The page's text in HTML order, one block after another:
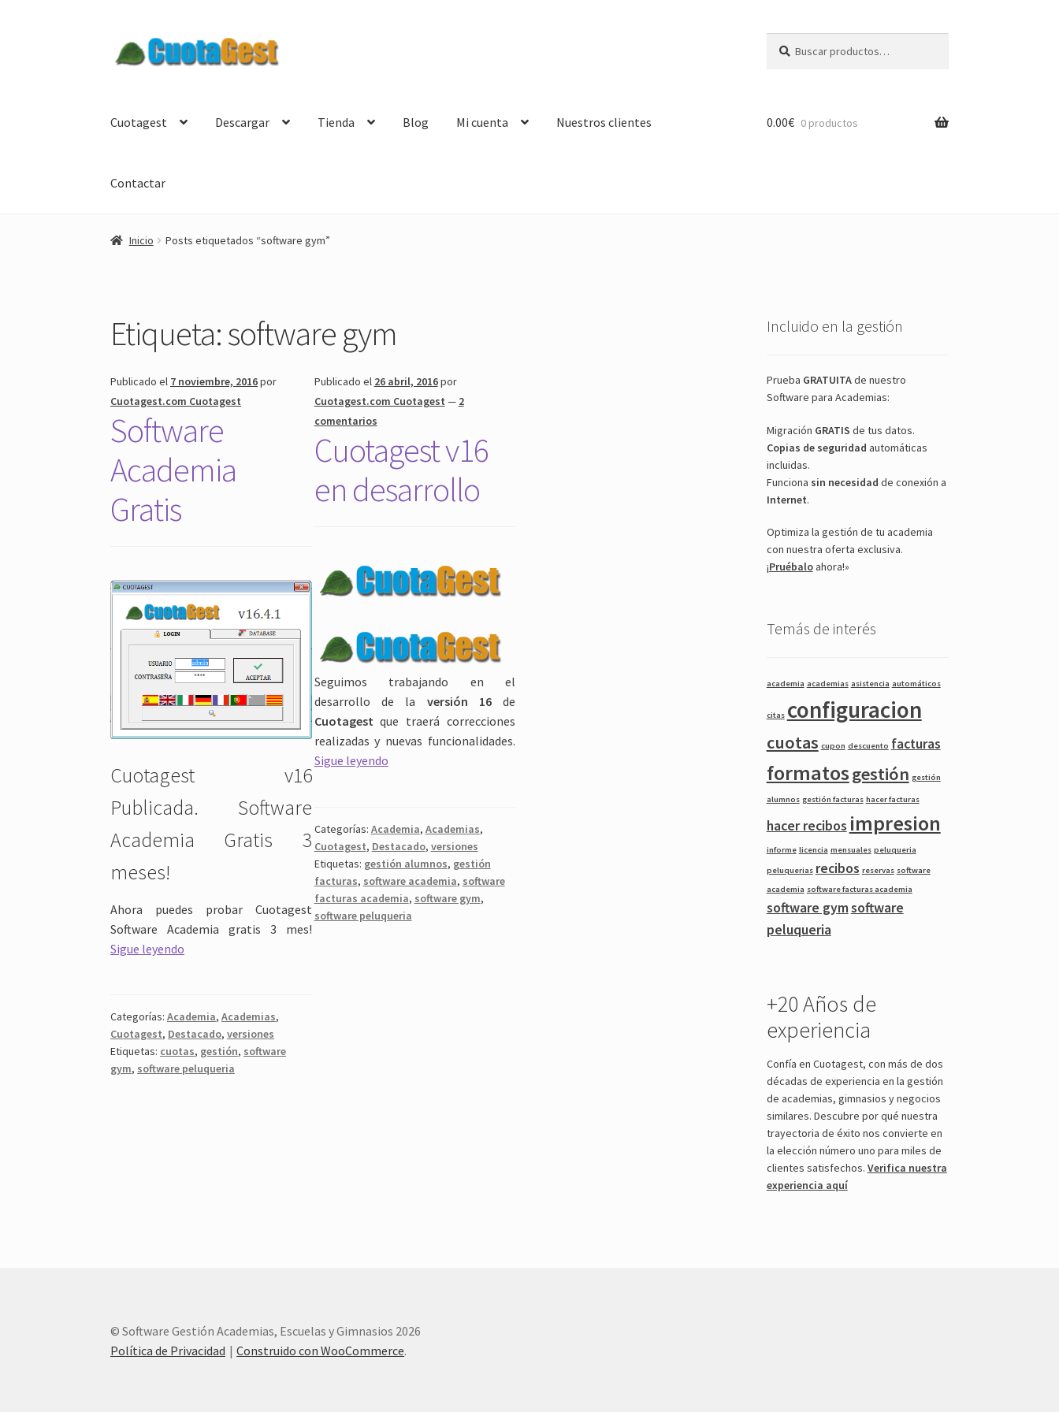
aal
por:
Cuotagest Descargar Tienda Blog Mi cuenta Nuestros clientes
Contactar
0.00€ 0 productos
Inicio Posts etiquetados “software gym”
Etiqueta:software gym
Publicado el 7 noviembre, 2016por
Cuotagest.com Cuotagest
Software
Academia
Gratis
Cuotagest v16
Publicada. Software
Academia Gratis 3
meses!
Ahora puedes probar Cuotagest
Software Academia gratis 3 mes!
Sigue leyendo
Categorías:Academia,Academias,
Cuotagest, Destacado,versiones
Etiquetas: cuotas, gestión, software
gym, software peluqueria
Publicado el 26 abril, 2016por
Cuotagest.com Cuotagest — 2
comentarios
Cuotagest v16
en desarrollo
Seguimos trabajando en el
desarrollo de la versión 16de
Cuotagest que traerá correcciones
realizadas y nuevas funcionalidades.
Sigue leyendoCuotagest
Categorías: Academia, Academias,
Cuotagest, Destacado, versiones
Etiquetas: gestión alumnos, gestión
facturas, software academia, software
facturas academia, software gym,
software peluqueria
Incluido en la gestión
Prueba GRATUITAde nuestro
Software para Academias:
Migración GRATIS de tus datos.
Copias de seguridad automáticas
incluidas.
Funciona sin necesidad de conexión a
Internet.
Optimiza la gestión de tu academia
con nuestra oferta exclusiva.
¡Pruébaloahora!»
Temás de interés
academia academias asistencia automáticos
citas configuracion
cuotas cupon descuento facturas
formatosgestión gestión
alumnos gestión facturas hacer facturas
hacer recibos impresion
informe licencia mensuales peluqueria
peluquerias recibos reservas software
academia software facturas academia
software gymsoftware
peluqueria
+20 Años de
experiencia
Confía en Cuotagest, con más de dos
décadas de experiencia en la gestión
de academias, gimnasios y negocios
similares. Descubre por qué nuestra
trayectoria de éxito nos convierte en
la elección número uno para miles de
clientes satisfechos. Verifica nuestra
experiencia aquí
© Software Gestión Academias, Escuelas y Gimnasios 2026
Política de Privacidad
Construido con WooCommerce.